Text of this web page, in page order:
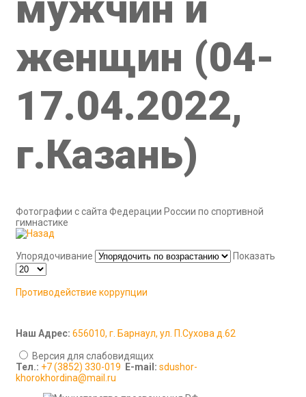
женщин (04-
17.04.2022,
г.Казань)
Фотографии с сайта Федерации России по спортивной
гимнастике
Упорядочивание Показать
Противодействие коррупции
Наш Адрес: 656010, г. Барнаул, ул. П.Сухова д.62
Версия для слабовидящих
Тел.: +7 (3852) 330-019 E-mail: sdushor-
khorokhordina@mail.ru